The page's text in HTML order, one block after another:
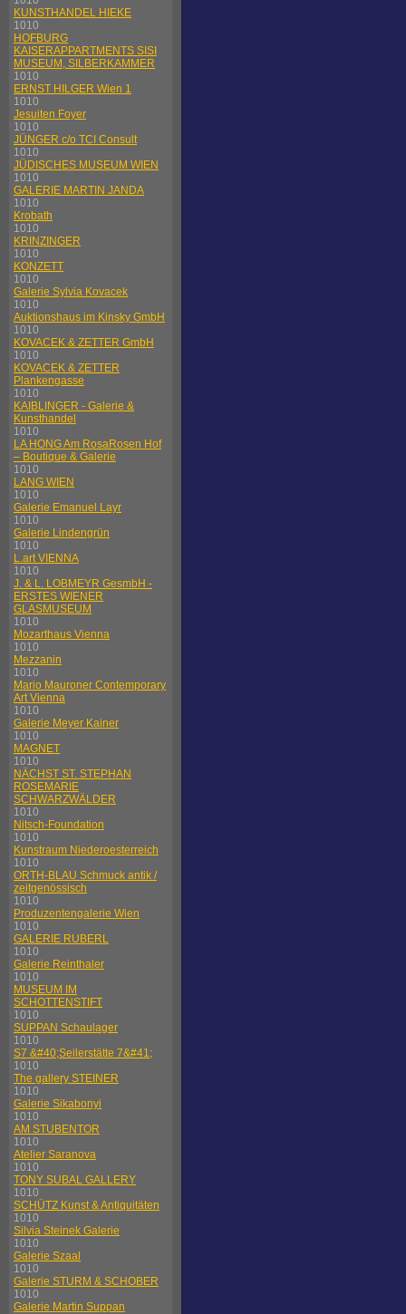
KUNSTHANDEL HIEKE
1010
HOFBURG
KAISERAPPARTMENTS SISI
MUSEUM, SILBERKAMMER
1010
ERNST HILGER Wien 1
1010
Jesuiten Foyer
1010
JÜNGER c/o TCI Consult
1010
JÜDISCHES MUSEUM WIEN
1010
GALERIE MARTIN JANDA
1010
Krobath
1010
KRINZINGER
1010
KONZETT
1010
Galerie Sylvia Kovacek
1010
Auktionshaus im Kinsky GmbH
1010
KOVACEK & ZETTER GmbH
1010
KOVACEK & ZETTER
Plankengasse
1010
KAIBLINGER - Galerie &
Kunsthandel
1010
LA HONG Am RosaRosen Hof
– Boutique & Galerie
1010
LANG WIEN
1010
Galerie Emanuel Layr
1010
Galerie Lindengrün
1010
L.art VIENNA
1010
J. & L. LOBMEYR GesmbH -
ERSTES WIENER
GLASMUSEUM
1010
Mozarthaus Vienna
1010
Mezzanin
1010
Mario Mauroner Contemporary
Art Vienna
1010
Galerie Meyer Kainer
1010
MAGNET
1010
NÄCHST ST. STEPHAN
ROSEMARIE
SCHWARZWÄLDER
1010
Nitsch-Foundation
1010
Kunstraum Niederoesterreich
1010
ORTH-BLAU Schmuck antik /
zeitgenössisch
1010
Produzentengalerie Wien
1010
GALERIE RUBERL
1010
Galerie Reinthaler
1010
MUSEUM IM
SCHOTTENSTIFT
1010
SUPPAN Schaulager
1010
S7 &#40;Seilerstätte 7&#41;
1010
The gallery STEINER
1010
Galerie Sikabonyi
1010
AM STUBENTOR
1010
Atelier Saranova
1010
TONY SUBAL GALLERY
1010
SCHÜTZ Kunst & Antiquitäten
1010
Silvia Steinek Galerie
1010
Galerie Szaal
1010
Galerie STURM & SCHOBER
1010
Galerie Martin Suppan